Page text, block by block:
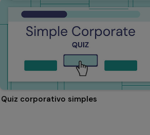
Quiz corporativo simples